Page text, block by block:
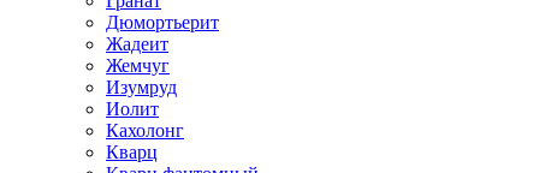
Дюмортьерит
Жадеит
Жемчуг
Изумруд
Иолит
Кахолонг
Кварц